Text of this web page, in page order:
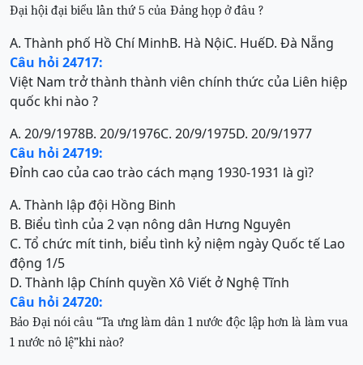
Đại hội đại biểu lần thứ 5 của Đảng họp ở đâu ?
A. Thành phố Hồ Chí MinhB. Hà NộiC. HuếD. Đà Nẵng
Câu hỏi 24717:
Việt Nam trở thành thành viên chính thức của Liên hiệp
quốc khi nào ?
A. 20/9/1978B. 20/9/1976C. 20/9/1975D. 20/9/1977
Câu hỏi 24719:
Đỉnh cao của cao trào cách mạng 1930-1931 là gì?
A. Thành lập đội Hồng Binh
B. Biểu tình của 2 vạn nông dân Hưng Nguyên
C. Tổ chức mít tinh, biểu tình kỷ niệm ngày Quốc tế Lao
động 1/5
D. Thành lập Chính quyền Xô Viết ở Nghệ Tĩnh
Câu hỏi 24720:
Bảo Đại nói câu “Ta ưng làm dân 1 nước độc lập hơn là làm vua
1 nước nô lệ”khi nào?